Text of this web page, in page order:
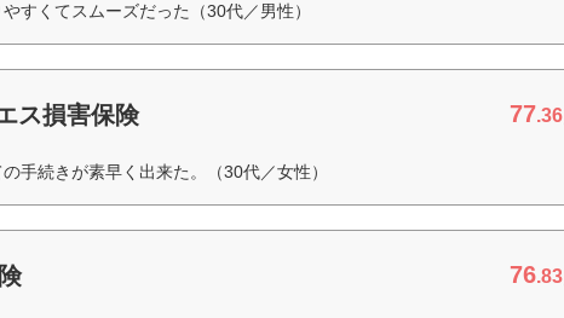
すくてスムーズだった（30代／男性）
ス損害保険 77.36
手続きが素早く出来た。（30代／女性）
76.83